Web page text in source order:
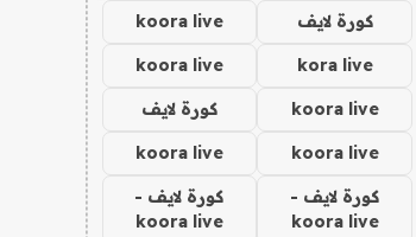
كورة لايف koora live
kora live
koora live
koora live كورة لايف
koora live
koora live
كورة لايف -
koora live
كورة لايف -
koora live